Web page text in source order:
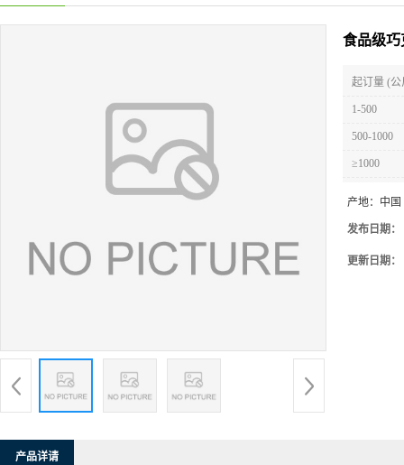
食品级巧
起订量 (公
1-500
500-1000
≥1000
产地： 中国
发布日期：
更新日期：
产品详请